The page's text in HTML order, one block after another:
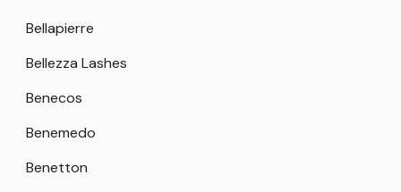
Bellapierre
Bellezza Lashes
Benecos
Benemedo
Benetton